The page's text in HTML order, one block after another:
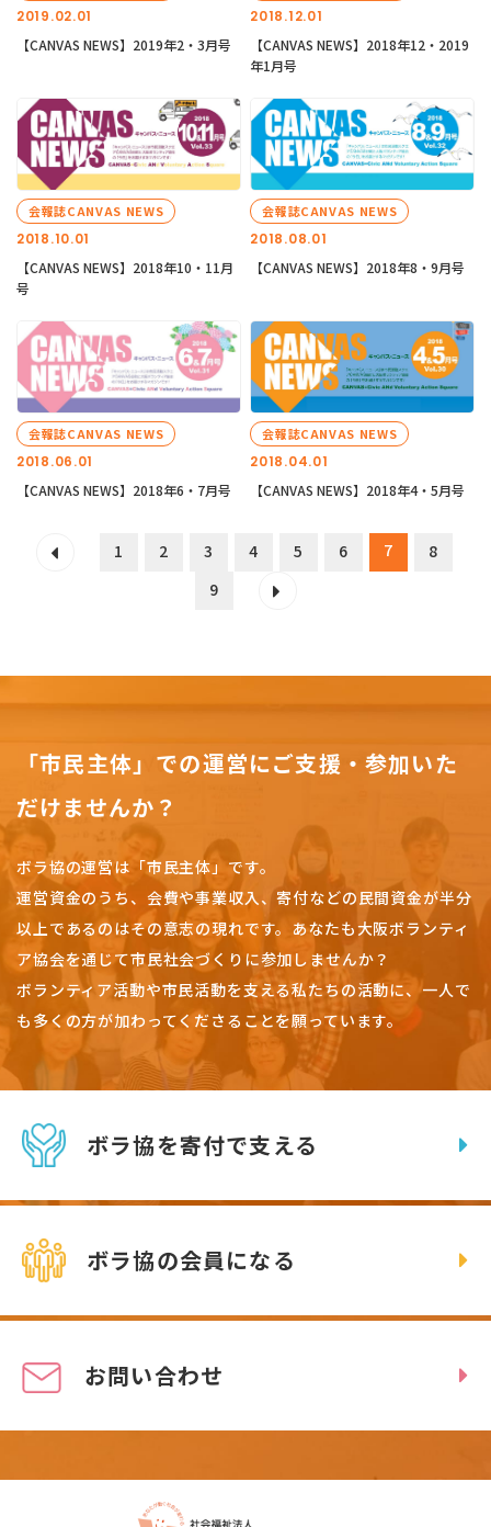
2019.02.01
【CANVAS NEWS】2019年2・3月号
2018.12.01
【CANVAS NEWS】2018年12・2019
年1月号
2018.10.01
会報誌CANVAS NEWS
【CANVAS NEWS】2018年10・11月
号
2018.08.01
会報誌CANVAS NEWS
【CANVAS NEWS】2018年8・9月号
2018.06.01
会報誌CANVAS NEWS
【CANVAS NEWS】2018年6・7月号
2018.04.01
会報誌CANVAS NEWS
【CANVAS NEWS】2018年4・5月号
1 2 3 4 5 6 7
8
9
「市民主体」での運営にご支援・参加いた
だけませんか？
ボラ協の運営は「市民主体」です。
運営資金のうち、会費や事業収入、寄付などの民間資金が半分
以上であるのはその意志の現れです。 あなたも大阪ボランティ
ア協会を通じて市民社会づくりに参加しませんか？
ボランティア活動や市民活動を支える私たちの活動に、一人で
も多くの方が加わってくださることを願っています。
ボラ協を寄付で支える
ボラ協の会員になる
お問い合わせ